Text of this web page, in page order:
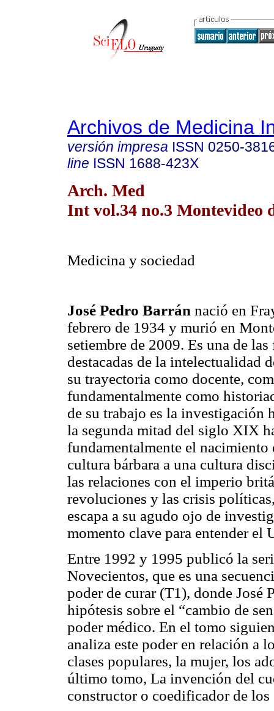
Archivos de Medicina
versión impresa ISSN 0250-
line ISSN 1688-423X
Arch. Med
Int vol.34 no.3 Montevideo
Medicina y sociedad
José Pedro Barrán nació en
febrero de 1934 y murió en
setiembre de 2009. Es una de las
destacadas de la intelectualidad
su trayectoria como docente,
fundamentalmente como
de su trabajo es la investigación
la segunda mitad del siglo XIX
fundamentalmente el
cultura bárbara a una cultura
las relaciones con el imperio
revoluciones y las crisis
escapa a su agudo ojo de
momento clave para entender el
Entre 1992 y 1995 publicó la
Novecientos, que es una
poder de curar (T1), donde José
hipótesis sobre el “cambio de
poder médico. En el tomo
analiza este poder en relación a
clases populares, la mujer, los
último tomo, La invención del
constructor o coedificador de los